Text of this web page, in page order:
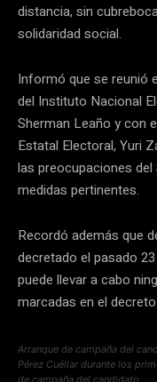
distancia, sin
solidaridad social.
Informó que se reunió
del Instituto Nacional
Sherman Leaño y con
Estatal Electoral, Yuri
las preocupaciones
medidas pertinentes.
Recordó además que
decretado el pasado
puede llevar a cabo
marcadas en el
Arranque de campaña del
Pérez Cuéllar durante los
de campaña del candidato